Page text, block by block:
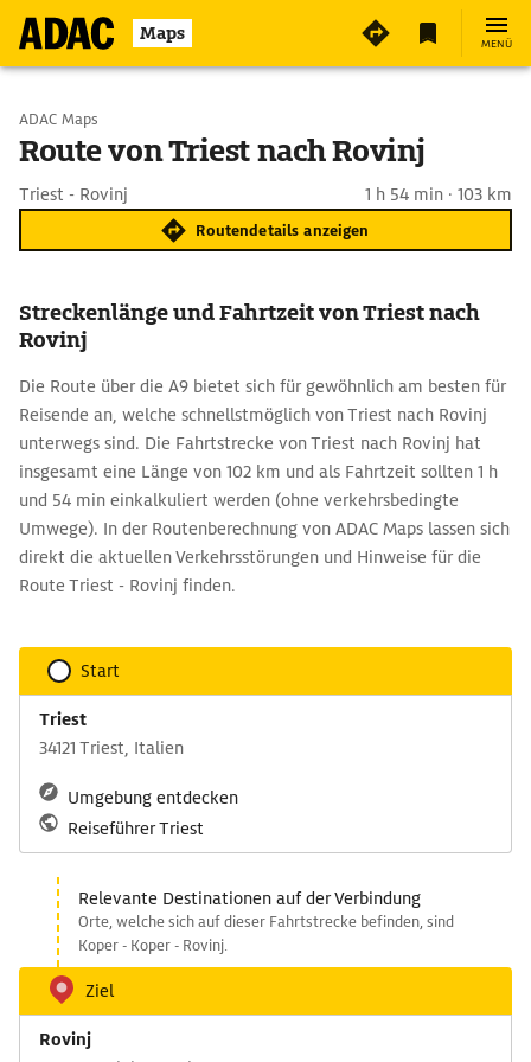
Maps MENÜ
Start wählen
ADAC Maps
Route von Triest nach Rovinj
Triest - Rovinj 1 h 54 min · 103 km
Routendetails anzeigen
Streckenlänge und Fahrtzeit von Triest nach
Rovinj
Die Route über die A9 bietet sich für gewöhnlich am besten für
Reisende an, welche schnellstmöglich von Triest nach Rovinj
unterwegs sind. Die Fahrtstrecke von Triest nach Rovinj hat
insgesamt eine Länge von 102 km und als Fahrtzeit sollten 1 h
und 54 min einkalkuliert werden (ohne verkehrsbedingte
Umwege). In der Routenberechnung von ADAC Maps lassen sich
direkt die aktuellen Verkehrsstörungen und Hinweise für die
Route Triest - Rovinj finden.
Start
Triest
34121 Triest, Italien
Umgebung entdecken
Reiseführer Triest
Relevante Destinationen auf der Verbindung
Orte, welche sich auf dieser Fahrtstrecke befinden, sind
Koper - Koper - Rovinj.
Ziel
Rovinj